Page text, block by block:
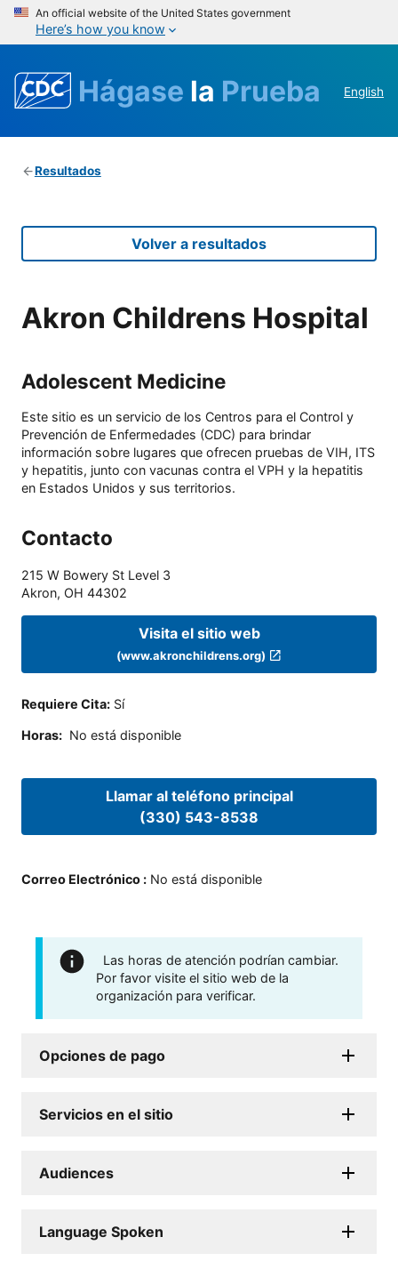
An official website of the United States government
Here’s how you know
Hágase la Prueba English
Resultados
Volver a resultados
Akron Childrens Hospital
Adolescent Medicine
Este sitio es un servicio de los Centros para el Control y
Prevención de Enfermedades (CDC) para brindar
información sobre lugares que ofrecen pruebas de VIH, ITS
y hepatitis, junto con vacunas contra el VPH y la hepatitis
en Estados Unidos y sus territorios.
Contacto
215 W Bowery St Level 3
Akron, OH 44302
Visita el sitio web
(www.akronchildrens.org)
Requiere Cita: Sí
Horas: No está disponible
Llamar al teléfono principal
(330) 543-8538
Correo Electrónico : No está disponible
Las horas de atención podrían cambiar.
Por favor visite el sitio web de la
organización para verificar.
Opciones de pago
Servicios en el sitio
Audiences
Language Spoken